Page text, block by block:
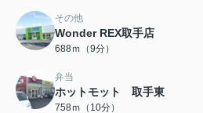
その他
Wonder REX取手店
688ｍ（9分）
弁当
ホットモット 取手東
758ｍ（10分）